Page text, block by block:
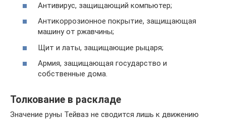
Антивирус, защищающий компьютер;
Антикоррозионное покрытие, защищающая
машину от ржавчины;
Щит и латы, защищающие рыцаря;
Армия, защищающая государство и
собственные дома.
Толкование в раскладе
Значение руны Тейваз не сводится лишь к движению